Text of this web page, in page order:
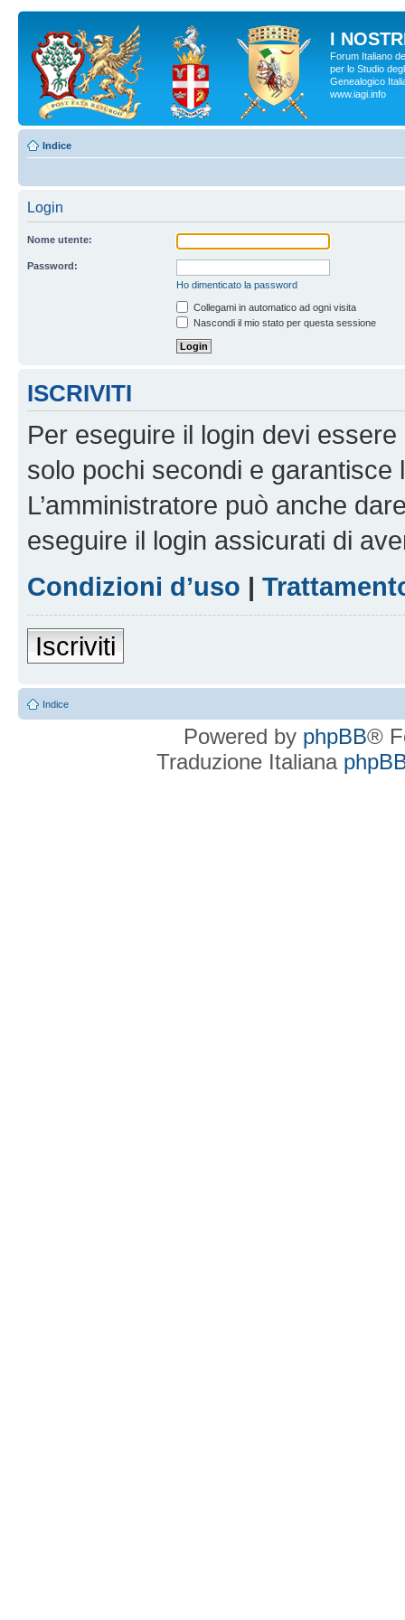
I
Forum Italiano
per lo Studio
Genealogico
www.iagi.info
Indice
Login
Nome utente:
Password:
Ho dimenticato la password
Collegami in automatico ad ogni visita
Nascondi il mio stato per questa sessione
ISCRIVITI
Per eseguire il login devi
solo pochi secondi e garantisce
L’amministratore può anche
eseguire il login assicurati di
Condizioni d’uso |
Iscriviti
Indice
Powered by phpBB®
Traduzione Italiana